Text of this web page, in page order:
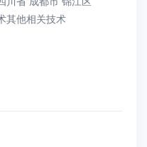
其他相关技术